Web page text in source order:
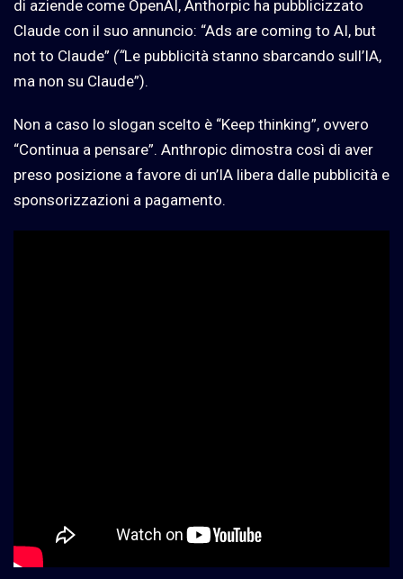
di aziende come OpenAI, Anthorpic ha pubblicizzato
Claude con il suo annuncio: “Ads are coming to AI, but
not to Claude” (“Le pubblicità stanno sbarcando sull’IA,
ma non su Claude”).
Non a caso lo slogan scelto è “Keep thinking”, ovvero
“Continua a pensare”. Anthropic dimostra così di aver
preso posizione a favore di un’IA libera dalle pubblicità e
sponsorizzazioni a pagamento.